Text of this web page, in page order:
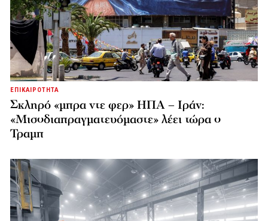
ΕΠΙΚΑΙΡΟΤΗΤΑ
Σκληρό «μπρα ντε φερ» ΗΠΑ – Ιράν:
«Μισοδιαπραγματευόμαστε» λέει τώρα ο
Τραμπ